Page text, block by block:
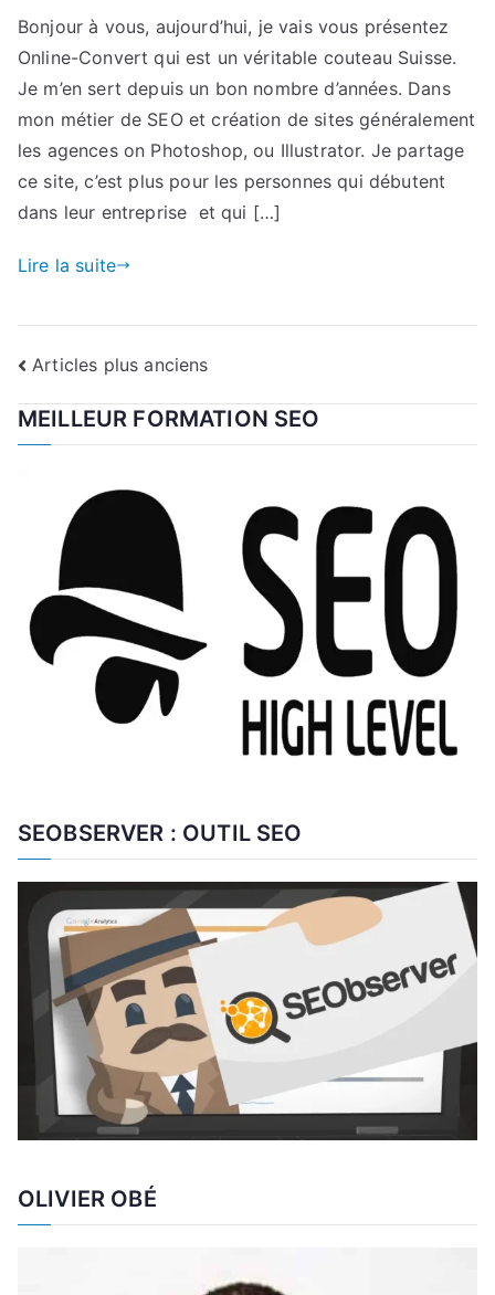
du
site
Online-
Convert
:
gratuit
en
Bonjour à vous, aujourd’hui, je vais vous présentez
Online-Convert qui est un véritable couteau Suisse.
Je m’en sert depuis un bon nombre d’années. Dans
mon métier de SEO et création de sites généralement
les agences on Photoshop, ou Illustrator. Je partage
ce site, c’est plus pour les personnes qui débutent
dans leur entreprise et qui […]
Lire la suite
Navigation
des
articles
Articles plus anciens
MEILLEUR FORMATION SEO
SEOBSERVER : OUTIL SEO
OLIVIER OBÉ